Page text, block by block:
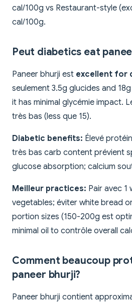
cal/100g vs Restaurant-style
cal/100g.
Peut diabetics eat
Paneer bhurji est excellent for
seulement 3.5g glucides and
it has minimal glycémie impact.
très bas (less que 15).
Diabetic benefits: Élevé
très bas carb content prévient
glucose absorption; calcium
Meilleur practices: Pair avec
vegetables; éviter white bread
portion sizes (150-200g est
minimal oil to contrôle overall
Comment beaucoup
paneer bhurji?
Paneer bhurji contient